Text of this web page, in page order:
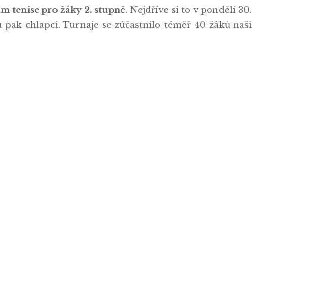
tenise pro žáky 2. stupně. Nejdříve si to v pondělí 30.
chlapci. Turnaje se zúčastnilo téměř 40 žáků naší